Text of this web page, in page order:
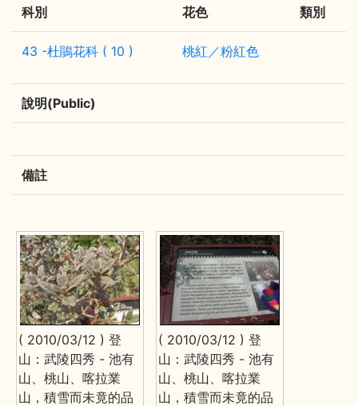
科別 花色 類別
43 -杜鵑花科 ( 10 ) 桃紅／粉紅色
說明(Public)
備註
( 2010/03/12 ) 登
山：武陵四秀 - 池有
山、桃山、喀拉業
山，積雪而未竟的品
( 2010/03/12 ) 登
山：武陵四秀 - 池有
山、桃山、喀拉業
山，積雪而未竟的品